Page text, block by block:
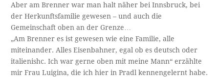
Aber am Brenner war man halt näher bei Innsbruck, bei
der Herkunftsfamilie gewesen – und auch die
Gemeinschaft oben an der Grenze…
„Am Brenner es ist gewesen wie eine Familie, alle
miteinander. Alles Eisenbahner, egal ob es deutsch oder
italienishc. Ich war gerne oben mit meine Mann“ erzählte
mir Frau Luigina, die ich hier in Pradl kennengelernt habe.